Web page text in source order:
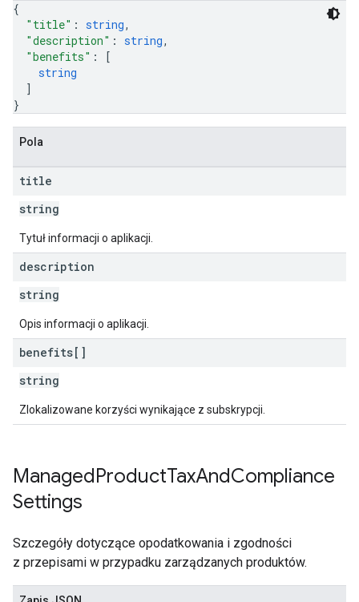
{
"title" : string,
"description" : string,
"benefits" :
[
string
]
}
Pola
title
string
Tytuł informacji o aplikacji.
description
string
Opis informacji o aplikacji.
benefits[]
string
Zlokalizowane korzyści wynikające z subskrypcji.
ManagedProductTaxAndCompliance
Settings
Szczegóły dotyczące opodatkowania i zgodności
z przepisami w przypadku zarządzanych produktów.